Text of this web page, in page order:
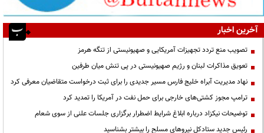
آخرین اخبار
تصویب منع تردد تجهیزات آمریکایی و صهیونیستی از تنگه هرمز
تعویق مذاکرات لبنان و رژیم صهیونیستی در پی تنش میان طرفین
نهاد مدیریت آبراه خلیج فارس مسیر جدیدی را برای ثبت درخواست متقاضیان معرفی کرد
ترامپ مجوز کشتی‌های خارجی برای حمل نفت در آمریکا را تمدید کرد
توضیحات نیکزاد درباره ابلاغ شرایط اضطرار برگزاری جلسات علنی از سوی شعام
رئیس جدید ستادکل نیروهای مسلح را بیشتر بشناسید